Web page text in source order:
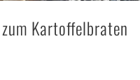
Kartoffelbraten